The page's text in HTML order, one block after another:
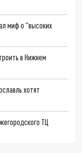
миф о "высоких
в Нижнем
хотят
ТЦ